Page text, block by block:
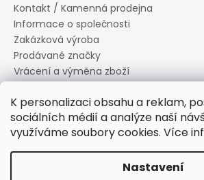
K personalizaci obsahu a reklam,
sociálních médií a analýze naší
využíváme soubory cookies. Více
Nastavení
Kontakt / Kamenná prodejna
Informace o společnosti
Zakázková výroba
Prodávané značky
Vrácení a výměna zboží
Informace o souborech cookies
Reklamační řád
Obchodní podmínky